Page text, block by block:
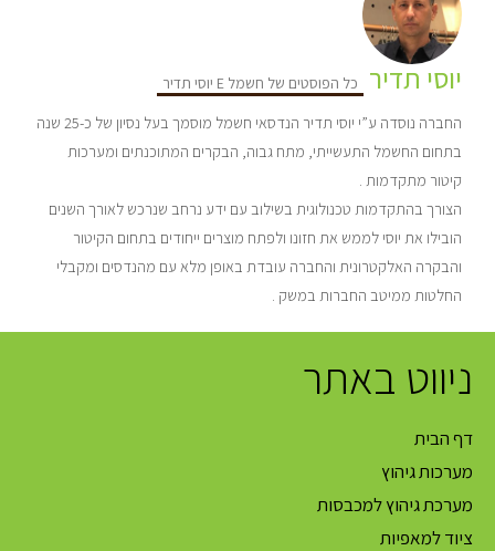
יוסי תדיר כל הפוסטים של חשמל E יוסי תדיר
החברה נוסדה ע”י יוסי תדיר הנדסאי חשמל מוסמך בעל נסיון של כ-25 שנה
בתחום החשמל התעשייתי, מתח גבוה, הבקרים המתוכנתים ומערכות
קיטור מתקדמות .
הצורך בהתקדמות טכנולוגית בשילוב עם ידע נרחב שנרכש לאורך השנים
הובילו את יוסי לממש את חזונו ולפתח מוצרים ייחודים בתחום הקיטור
והבקרה האלקטרונית והחברה עובדת באופן מלא עם מהנדסים ומקבלי
החלטות ממיטב החברות במשק .
ניווט באתר
דף הבית
מערכות גיהוץ
מערכת גיהוץ למכבסות
ציוד למאפיות